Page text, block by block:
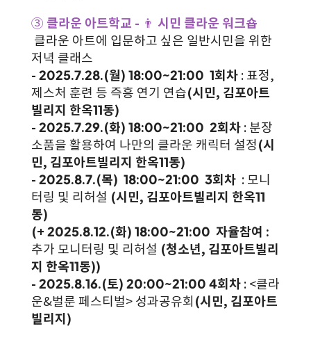
③ 클라운 아트학교 - 👨 시민 클라운 워크숍
클라운 아트에 입문하고 싶은 일반시민을 위한
저녁 클래스
- 2025.7.28.(월) 18:00~21:00 1회차 : 표정,
제스처 훈련 등 즉흥 연기 연습(시민, 김포아트
빌리지 한옥11동)
- 2025.7.29.(화) 18:00~21:00 2회차 : 분장
소품을 활용하여 나만의 클라운 캐릭터 설정(시
민, 김포아트빌리지 한옥11동)
- 2025.8.7.(목) 18:00~21:00 3회차 : 모니
터링 및 리허설 (시민, 김포아트빌리지 한옥11
동)
(+ 2025.8.12.(화) 18:00~21:00 자율참여 :
추가 모니터링 및 리허설 (청소년, 김포아트빌리
지 한옥11동))
- 2025.8.16.(토) 20:00~21:00 4회차 : <클라
운&벌룬 페스티벌> 성과공유회 (시민, 김포아트
빌리지)